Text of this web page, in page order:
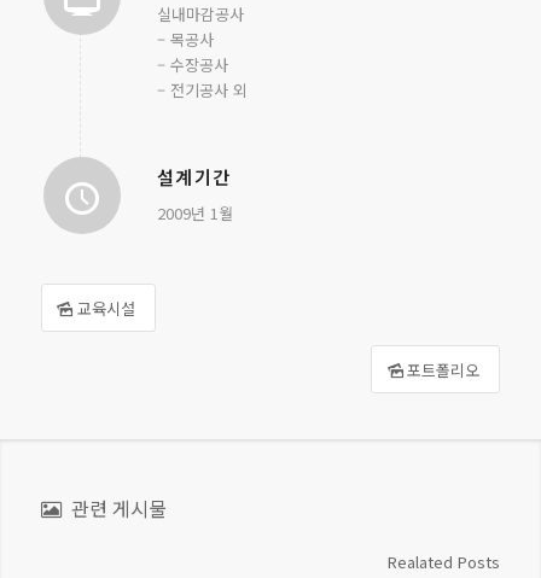
실내마감공사
– 목공사
– 수장공사
– 전기공사 외
설계기간
2009년 1월
교육시설
포트폴리오
관련 게시물
Realated Posts